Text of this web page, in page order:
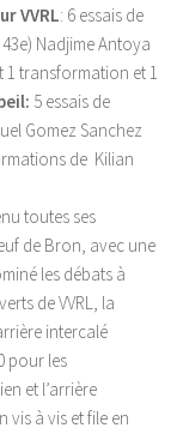
VVRL: 6 essais de
Nadjime Antoya
1 transformation et 1
5 essais de
Gomez Sanchez
de Kilian
toutes ses
de Bron, avec une
les débats à
de VVRL, la
intercalé
pour les
et l’arrière
à vis et file en